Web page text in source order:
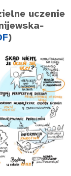
uczenie
)